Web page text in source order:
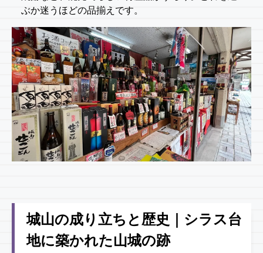
ぶか迷うほどの品揃えです。
城山の成り立ちと歴史｜シラス台
地に築かれた山城の跡